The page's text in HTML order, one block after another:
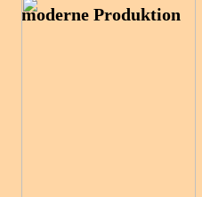
moderne Produktion